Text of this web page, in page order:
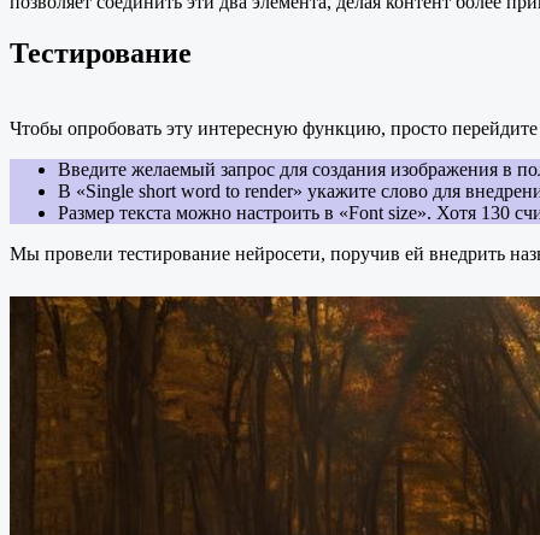
Тестирование
Чтобы опробовать эту интересную функцию, просто
Введите желаемый запрос для создания изображения в
В «Single short word to render» укажите слово для
Размер текста можно настроить в «Font size». Хотя 130
Мы провели тестирование нейросети, поручив ей внедрить